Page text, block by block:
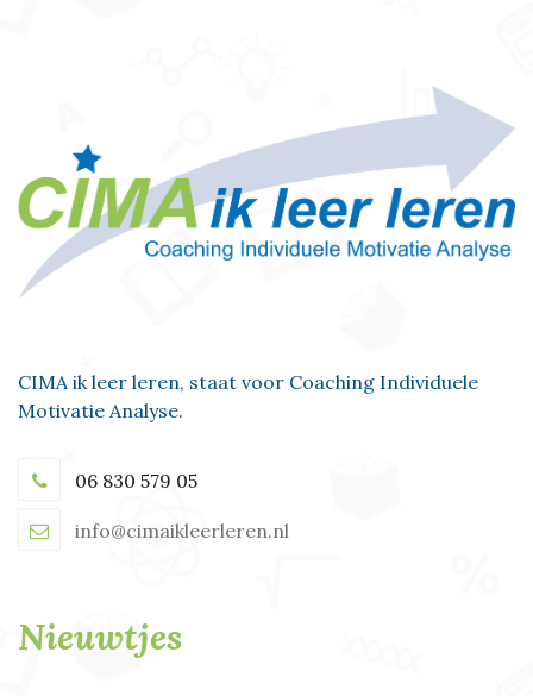
CIMA ik leer leren, staat voor Coaching Individuele
Motivatie Analyse.
06 830 579 05
info@cimaikleerleren.nl
Nieuwtjes